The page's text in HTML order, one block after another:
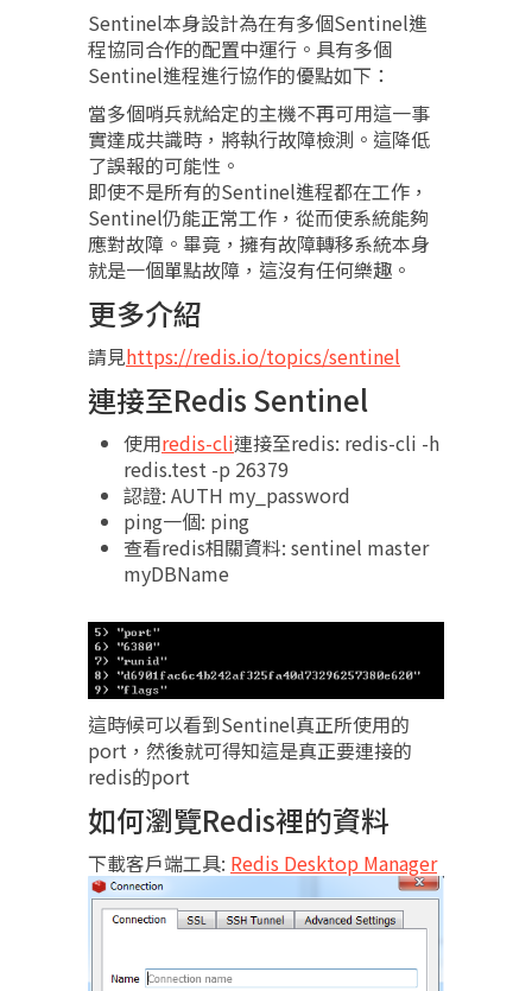
Sentinel本身設計為在有多個Sentinel進
程協同合作的配置中運行。具有多個
Sentinel進程進行協作的優點如下：
當多個哨兵就給定的主機不再可用這一事
實達成共識時，將執行故障檢測。這降低
了誤報的可能性。
即使不是所有的Sentinel進程都在工作，
Sentinel仍能正常工作，從而使系統能夠
應對故障。畢竟，擁有故障轉移系統本身
就是一個單點故障，這沒有任何樂趣。
更多介紹
請見https://redis.io/topics/sentinel
連接至Redis Sentinel
使用redis-cli連接至redis: redis-cli -h
redis.test -p 26379
認證: AUTH my_password
ping一個: ping
查看redis相關資料: sentinel master
myDBName
這時候可以看到Sentinel真正所使用的
port，然後就可得知這是真正要連接的
redis的port
如何瀏覽Redis裡的資料
下載客戶端工具: Redis Desktop Manager